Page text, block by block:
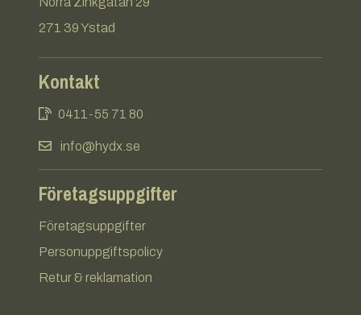
271 39 Ystad
Kontakt
0411-55 71 80
info@hydx.se
Företagsuppgifter
Företagsuppgifter
Personuppgiftspolicy
Retur & reklamation